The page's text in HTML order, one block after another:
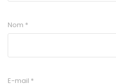
Nom *
E-mail *